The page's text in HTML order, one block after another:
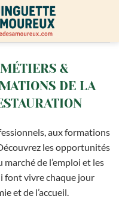
MÉTIERS &
DE LA
aux formations
les opportunités
marché de l’emploi et les
font vivre chaque jour
et de l’accueil.